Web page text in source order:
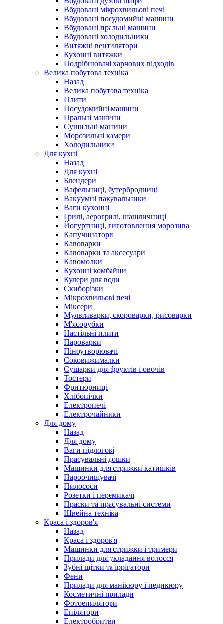
Вбудовані мікрохвильові печі
Вбудовані посудомийні машини
Вбудовані пральні машини
Вбудовані холодильники
Витяжні вентилятори
Кухонні витяжки
Подрібнювачі харчових відходів
Велика побутова техніка
Назад
Велика побутова техніка
Плити
Посудомийні машини
Пральні машини
Сушильні машини
Морозильні камери
Холодильники
Для кухні
Назад
Для кухні
Блендери
Вафельниці, бутербродниці
Вакуумні пакувальники
Ваги кухонні
Грилі, аерогрилі, шашличниці
Йогуртниці, виготовлення морозива
Капучинатори
Кавоварки
Кавоварки та аксесуари
Кавомолки
Кухонні комбайни
Кулери для води
Скиборізки
Мікрохвильові печі
Міксери
Мультиварки, скороварки, рисоварки
М'ясорубки
Настільні плити
Пароварки
Піноутворювачі
Соковижималки
Сушарки для фруктів і овочів
Тостери
Фритюрниці
Хлібопічки
Електропечі
Електрочайники
Для дому
Назад
Для дому
Ваги підлогові
Прасувальні дошки
Машинки для стрижки катишків
Пароочищувачі
Пилососи
Розетки і перемикачі
Праски та прасувальні системи
Швейна техніка
Краса і здоров'я
Назад
Краса і здоров'я
Машинки для стрижки і тримери
Прилади для укладання волосся
Зубні щітки та іррігатори
Фени
Прилади для манікюру і педикюру
Косметичні прилади
Фотоепилятори
Епілятори
Електробритви